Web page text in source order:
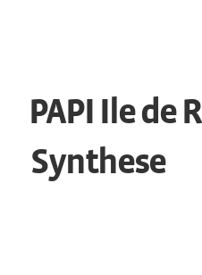
PAPI Ile de
Synthese